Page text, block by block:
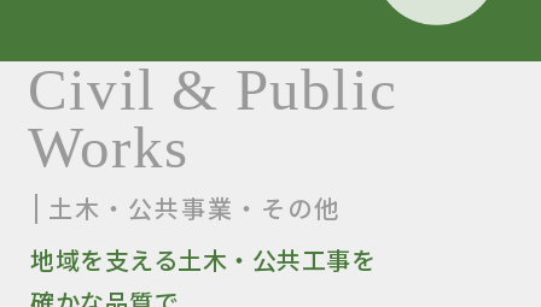
Civil & Public
Works
土木・公共事業・その他
地域を支える土木・公共工事を